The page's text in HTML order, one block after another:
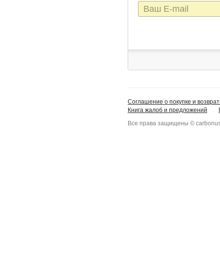
E-
mail
Соглашение о покупке и
Книга жалоб и предложений
Все права защищены ©